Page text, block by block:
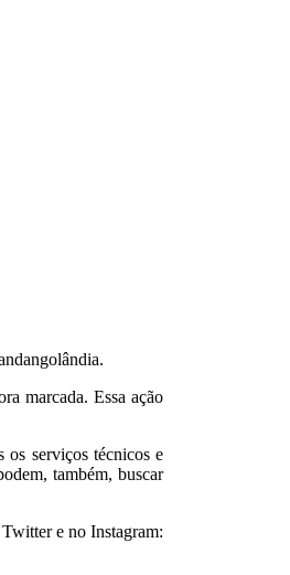
marcada. Essa ação
os serviços técnicos e
também, buscar
e no Instagram: